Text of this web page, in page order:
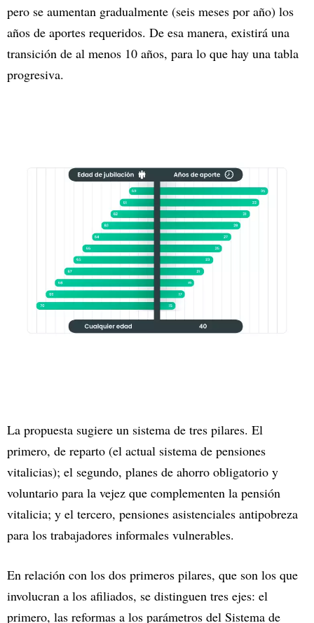
pero se aumentan gradualmente (seis meses por año) los
años de aportes requeridos. De esa manera, existirá una
transición de al menos 10 años, para lo que hay una tabla
progresiva.
La propuesta sugiere un sistema de tres pilares. El
primero, de reparto (el actual sistema de pensiones
vitalicias); el segundo, planes de ahorro obligatorio y
voluntario para la vejez que complementen la pensión
vitalicia; y el tercero, pensiones asistenciales antipobreza
para los trabajadores informales vulnerables.
En relación con los dos primeros pilares, que son los que
involucran a los afiliados, se distinguen tres ejes: el
primero, las reformas a los parámetros del Sistema de